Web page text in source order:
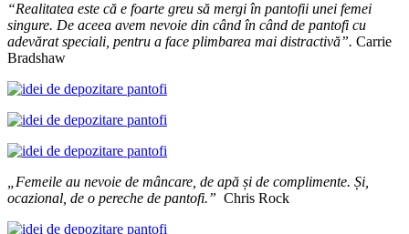
“Realitatea este că e foarte greu să mergi în pantofii unei femei
singure. De aceea avem nevoie din când în când de pantofi cu
adevărat speciali, pentru a face plimbarea mai distractivă”. Carrie
Bradshaw
„Femeile au nevoie de mâncare, de apă și de complimente. Și,
ocazional, de o pereche de pantofi.” Chris Rock